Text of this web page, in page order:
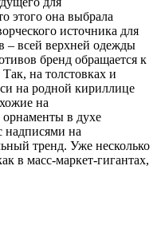
этого она выбрала
источника для
– всей верхней одежды
бренд обращается к
на толстовках и
на родной кириллице
на
орнаменты в духе
надписями на
тренд. Уже несколько
в масс-маркет-гигантах,